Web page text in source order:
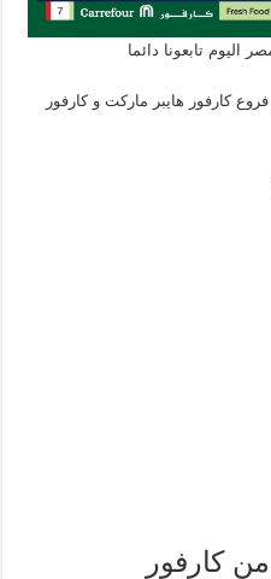
اليوم تابعونا دائما
كارفور هايبر ماركت و كارفور
كارفور